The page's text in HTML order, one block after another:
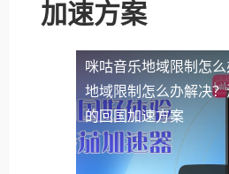
加速方案
咪咕音乐地域限制怎
地域限制怎么办解决
的回国加速方案